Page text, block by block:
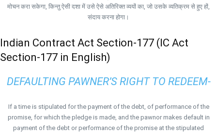
मोचन करा सकेगा, किन्तु ऐसी दशा में उसे ऐसे अतिरिक्त व्ययों का, जो उसके व्यतिक्रम से हुए हों,
संदाय करना होगा।
Indian Contract Act Section-177 (IC Act
Section-177 in English)
DEFAULTING PAWNER’S RIGHT TO REDEEM-
If a time is stipulated for the payment of the debt, of performance of the
promise, for which the pledge is made, and the pawnor makes default in
payment of the debt or performance of the promise at the stipulated